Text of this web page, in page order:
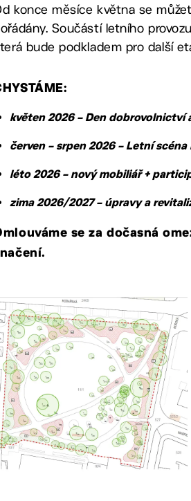
konce měsíce května se
Součástí letního
bude podkladem pro další
květen 2026 – Den dobrovolnictví
červen – srpen 2026 – Letní scéna
léto 2026 – nový mobiliář +
zima 2026/2027 – úpravy a
se za dočasná